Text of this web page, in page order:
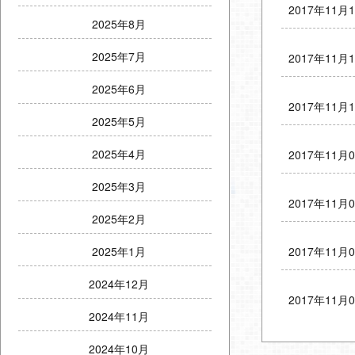
2025年8月
2025年7月
2025年6月
2025年5月
2025年4月
2025年3月
2025年2月
2025年1月
2024年12月
2024年11月
2024年10月
2017年11月
2017年11月
2017年11月
2017年11月
2017年11月
2017年11月
2017年11月